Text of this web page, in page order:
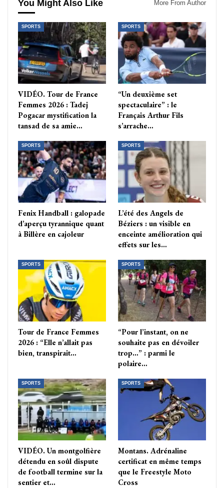
You Might Also Like More From Author
SPORTS
VIDÉO. Tour de France
Femmes 2026 : Tadej
Pogacar mystification la
tansad de sa amie…
SPORTS
“Un deuxième set
spectaculaire” : le
Français Arthur Fils
s’arrache…
SPORTS
Fenix Handball : galopade
d’aperçu tyrannique quant
à Billère en cajoleur
SPORTS
L’été des Angels de
Béziers : un visible en
enceinte amélioration qui
effets sur les…
SPORTS
Tour de France Femmes
2026 : “Elle n’allait pas
bien, transpirait…
SPORTS
“Pour l’instant, on ne
souhaite pas en dévoiler
trop…” : parmi le
polaire…
SPORTS
VIDÉO. Un montgolfière
détendu en soûl dispute
de football termine sur la
sentier et…
SPORTS
Montans. Adrénaline
certificat en même temps
que le Freestyle Moto
Cross